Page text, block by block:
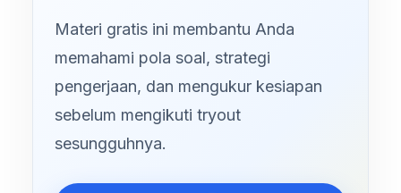
Materi gratis ini membantu Anda
memahami pola soal, strategi
pengerjaan, dan mengukur kesiapan
sebelum mengikuti tryout
sesungguhnya.